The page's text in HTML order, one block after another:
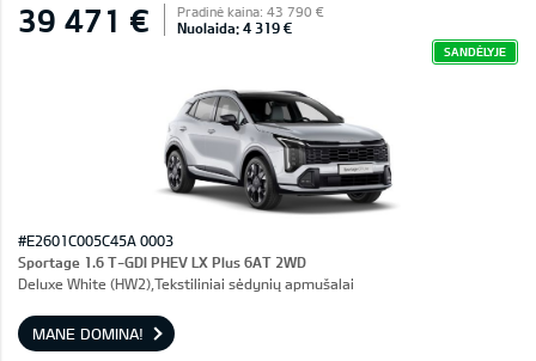
39 471 € Pradinė kaina: 43 790 €
Nuolaida: 4 319 €
SANDĖLYJE
#E2601C005C45A 0003
Sportage 1.6 T-GDI PHEV LX Plus 6AT 2WD
Deluxe White (HW2),Tekstiliniai sėdynių apmušalai
MANE DOMINA!